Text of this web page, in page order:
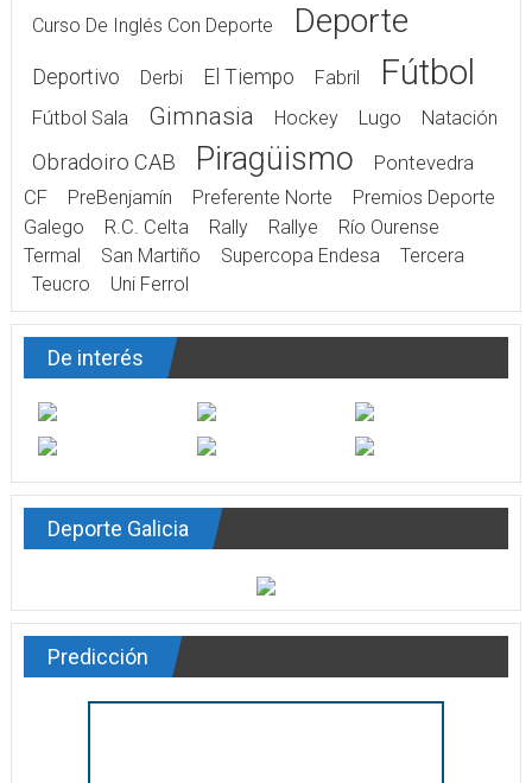
Curso De Inglés Con Deporte
Deporte
Deportivo Derbi El Tiempo Fabril Fútbol
Fútbol Sala Gimnasia Hockey Lugo Natación
Obradoiro CAB Piragüismo
Pontevedra
CF
PreBenjamín Preferente Norte
Premios Deporte
Galego
R.C. Celta Rally Rallye
Río Ourense
Termal
San Martiño Supercopa Endesa
Tercera
Teucro
Uni Ferrol
De interés
Deporte Galicia
Predicción